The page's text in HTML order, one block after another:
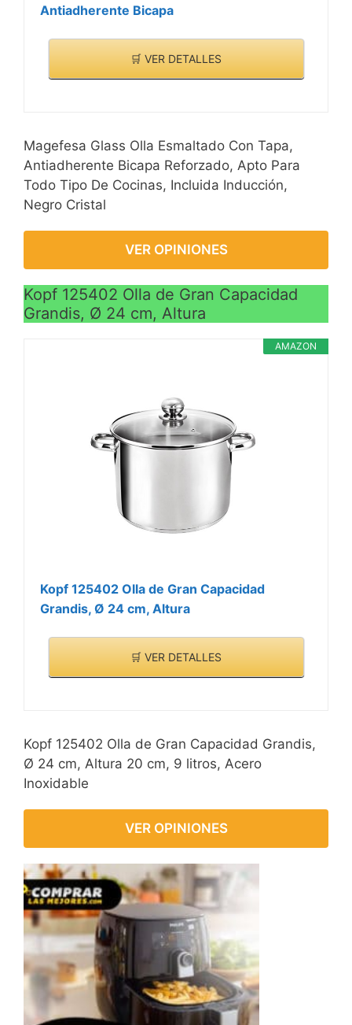
Antiadherente Bicapa
🛒 VER DETALLES
Magefesa Glass Olla Esmaltado Con Tapa,
Antiadherente Bicapa Reforzado, Apto Para
Todo Tipo De Cocinas, Incluida Inducción,
Negro Cristal
VER OPINIONES
Kopf 125402 Olla de Gran Capacidad
Grandis, Ø 24 cm, Altura
AMAZON
Kopf 125402 Olla de Gran Capacidad
Grandis, Ø 24 cm, Altura
🛒 VER DETALLES
Kopf 125402 Olla de Gran Capacidad Grandis,
Ø 24 cm, Altura 20 cm, 9 litros, Acero
Inoxidable
VER OPINIONES